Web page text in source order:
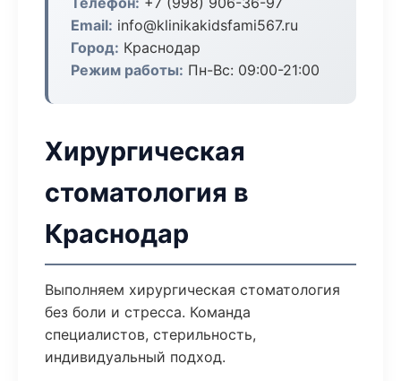
Email: info@klinikakidsfami567.ru
Город: Краснодар
Режим работы: Пн-Вс: 09:00-21:00
Хирургическая
стоматология в
Краснодар
Выполняем хирургическая стоматология
без боли и стресса. Команда
специалистов, стерильность,
индивидуальный подход.